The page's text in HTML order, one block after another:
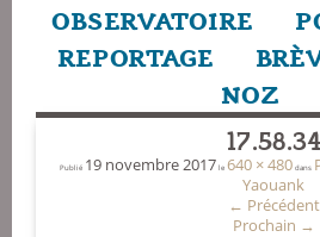
OBSERVATOIRE
REPORTAGE
NOZ
17.58.34
Publié 19 novembre 2017 le 640 × 480 dans
Yaouank
← Précédent
Prochain →